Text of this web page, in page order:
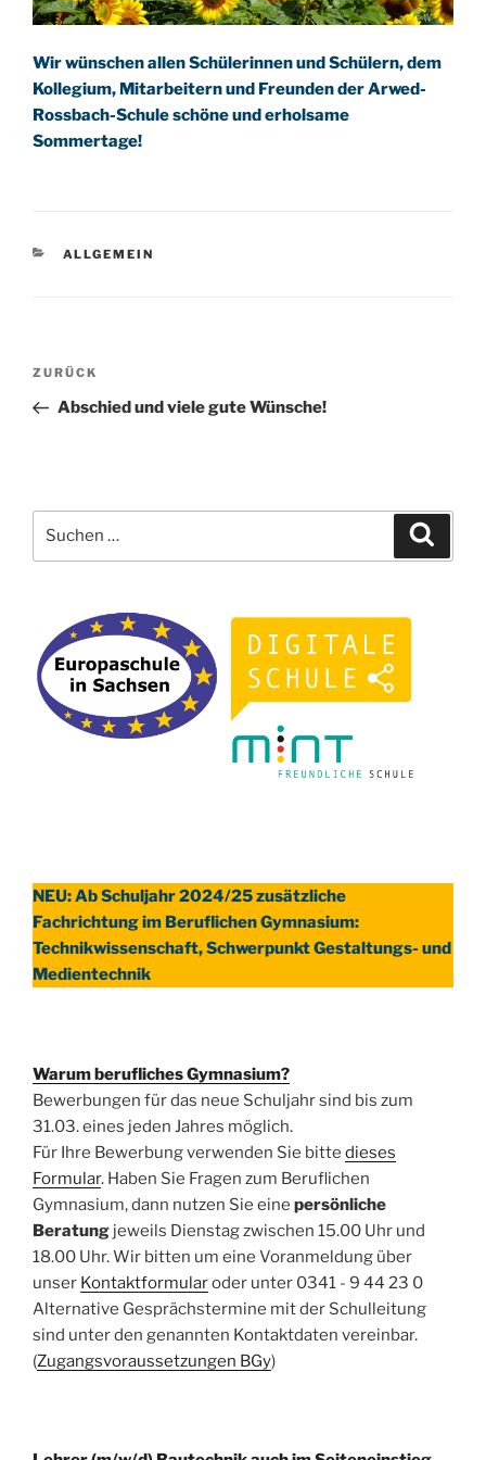
Wir wünschen allen Schülerinnen und Schülern, dem
Kollegium, Mitarbeitern und Freunden der Arwed-
Rossbach-Schule schöne und erholsame
Sommertage!
KATEGORIEN
ALLGEMEIN
Beitragsnavigation
Vorheriger
Beitrag
ZURÜCK
Abschied und viele gute Wünsche!
nach:
NEU: Ab Schuljahr 2024/25 zusätzliche
Fachrichtung im Beruflichen Gymnasium:
Technikwissenschaft, Schwerpunkt Gestaltungs- und
Medientechnik
Warum berufliches Gymnasium?
Bewerbungen für das neue Schuljahr sind bis zum
31.03. eines jeden Jahres möglich.
Für Ihre Bewerbung verwenden Sie bitte dieses
Formular. Haben Sie Fragen zum Beruflichen
Gymnasium, dann nutzen Sie eine persönliche
Beratung jeweils Dienstag zwischen 15.00 Uhr und
18.00 Uhr. Wir bitten um eine Voranmeldung über
unser Kontaktformularoder unter 0341 - 9 44 23 0
Alternative Gesprächstermine mit der Schulleitung
sind unter den genannten Kontaktdaten vereinbar.
(Zugangsvoraussetzungen BGy)